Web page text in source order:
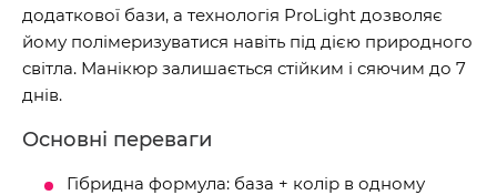
додаткової бази, а технологія ProLight дозволяє
йому полімеризуватися навіть під дією природного
світла. Манікюр залишається стійким і сяючим до 7
днів.
Основні переваги
Гібридна формула: база + колір в одному